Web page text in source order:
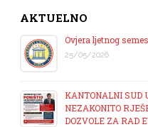
AKTUELNO
Ovjera ljetnog
25/05/2026
KANTONALNI SUD
NEZAKONITO
DOZVOLE ZA RAD